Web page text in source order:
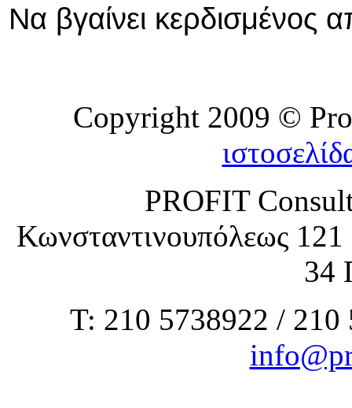
Να βγαίνει κερδισμένος
Copyright 2009 ©
PROFIT
Κωνσταντινουπόλεως
34
Τ: 210 5738922 /